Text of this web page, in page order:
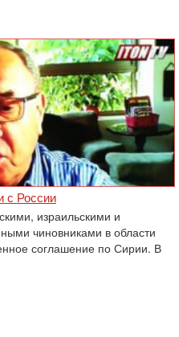
с России
израильскими и
‎чиновниками в области
соглашение по Сирии. В